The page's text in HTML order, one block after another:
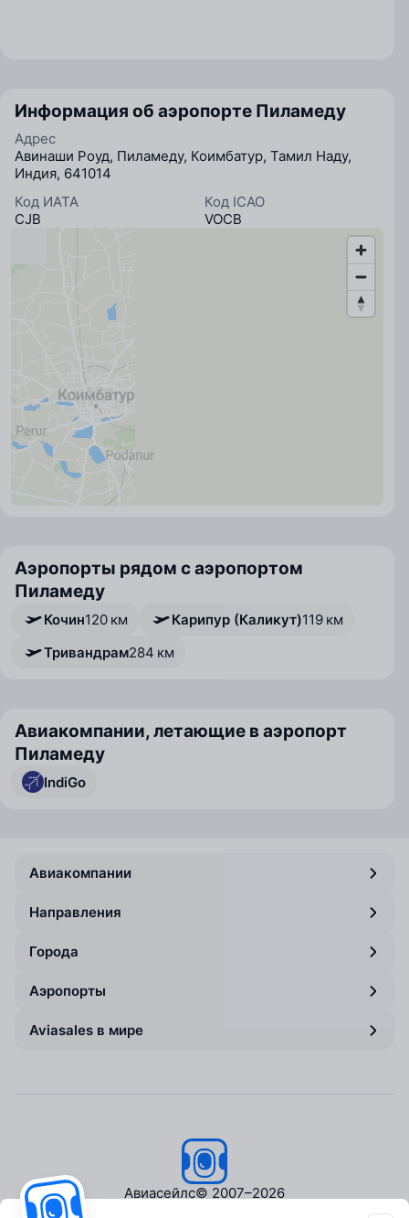
Информация об аэропорте Пиламеду
Адрес
Авинаши Роуд, Пиламеду, Коимбатур, Тамил Наду,
Индия, 641014
Код ИАТА
CJB
Код ICAO
VOCB
Аэропорты рядом с аэропортом
Пиламеду
Кочин120 км Карипур (Каликут)119 км
Тривандрам284 км
Авиакомпании, летающие в аэропорт
Пиламеду
IndiGo
Авиакомпании
Направления
Города
Аэропорты
Aviasales в мире
Авиасейлс© 2007–2026